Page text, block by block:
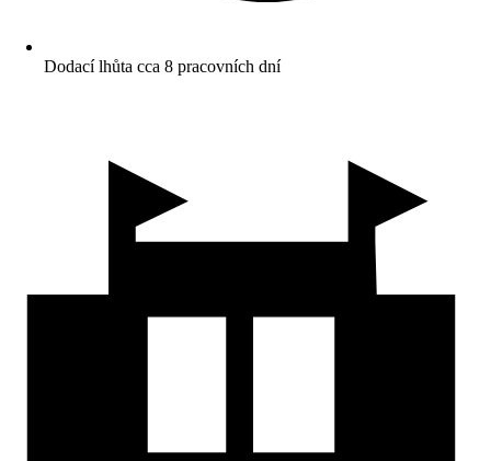
Dodací lhůta cca 8 pracovních dní